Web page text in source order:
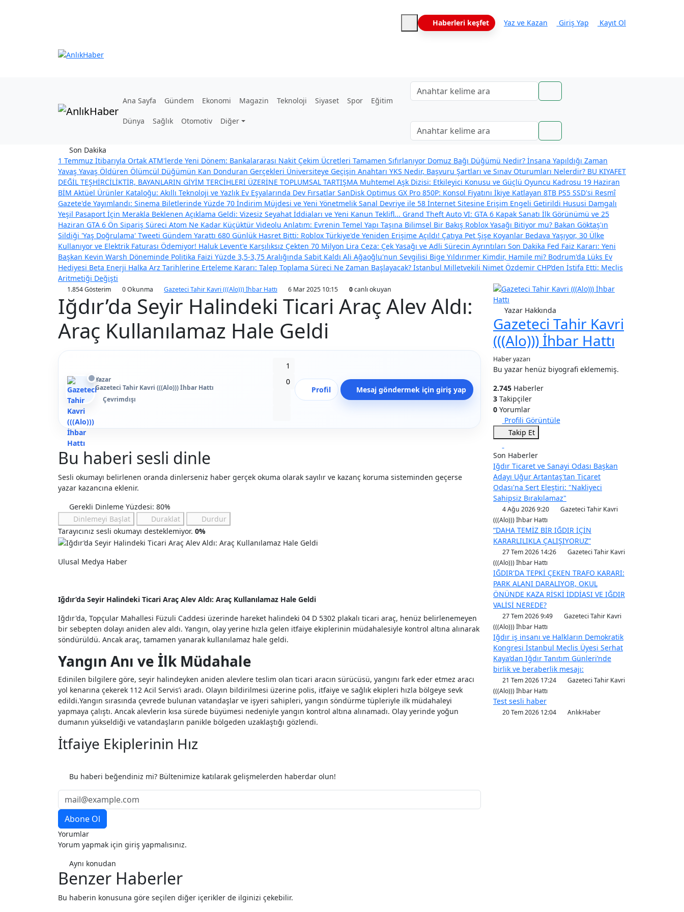
Haberleri keşfet Yaz ve Kazan Giriş Yap Kayıt Ol
Ana Sayfa Gündem Ekonomi Magazin Teknoloji Siyaset Spor Eğitim
Dünya Sağlık Otomotiv Diğer
Son Dakika
1 Temmuz İtibarıyla Ortak ATM'lerde Yeni Dönem: Bankalararası Nakit Çekim Ücretleri Tamamen Sıfırlanıyor Domuz Bağı Düğümü Nedir? İnsana Yapıldığı Zaman
Yavaş Yavaş Öldüren Ölümcül Düğümün Kan Donduran Gerçekleri Üniversiteye Geçişin Anahtarı YKS Nedir, Başvuru Şartları ve Sınav Oturumları Nelerdir? BU KIYAFET
DEĞİL TEŞHİRCİLİKTİR, BAYANLARIN GİYİM TERCİHLERİ ÜZERİNE TOPLUMSAL TARTIŞMA Muhtemel Aşk Dizisi: Etkileyici Konusu ve Güçlü Oyuncu Kadrosu 19 Haziran
BİM Aktüel Ürünler Kataloğu: Akıllı Teknoloji ve Yazlık Ev Eşyalarında Dev Fırsatlar SanDisk Optimus GX Pro 850P: Konsol Fiyatını İkiye Katlayan 8TB PS5 SSD'si Resmî
Gazete'de Yayımlandı: Sinema Biletlerinde Yüzde 70 İndirim Müjdesi ve Yeni Yönetmelik Sanal Devriye ile 58 İnternet Sitesine Erişim Engeli Getirildi Hususi Damgalı
Yeşil Pasaport İçin Merakla Beklenen Açıklama Geldi: Vizesiz Seyahat İddiaları ve Yeni Kanun Teklifl... Grand Theft Auto VI: GTA 6 Kapak Sanatı İlk Görünümü ve 25
Haziran GTA 6 Ön Sipariş Süreci Atom Ne Kadar Küçüktür Videolu Anlatım: Evrenin Temel Yapı Taşına Bilimsel Bir Bakış Roblox Yasağı Bitiyor mu? Bakan Göktaş'ın
Sildiği 'Yaş Doğrulama' Tweeti Gündem Yarattı 680 Günlük Hasret Bitti: Roblox Türkiye'de Yeniden Erişime Açıldı! Çatıya Pet Şişe Koyanlar Bedava Yaşıyor, 30 Ülke
Kullanıyor ve Elektrik Faturası Ödemiyor! Haluk Levent'e Karşılıksız Çekten 70 Milyon Lira Ceza: Çek Yasağı ve Adli Sürecin Ayrıntıları Son Dakika Fed Faiz Kararı: Yeni
Başkan Kevin Warsh Döneminde Politika Faizi Yüzde 3,5-3,75 Aralığında Sabit Kaldı Ali Ağaoğlu'nun Sevgilisi Bige Yıldırımer Kimdir, Hamile mi? Bodrum'da Lüks Ev
Hediyesi Beta Enerji Halka Arz Tarihlerine Erteleme Kararı: Talep Toplama Süreci Ne Zaman Başlayacak? İstanbul Milletvekili Nimet Özdemir CHP’den İstifa Etti: Meclis
Aritmetiği Değişti
1.854 Gösterim 0 Okunma Gazeteci Tahir Kavri (((Alo))) İhbar Hattı 6 Mar 2025 10:15 0canlı okuyan
Iğdır’da Seyir Halindeki Ticari Araç Alev Aldı:
Araç Kullanılamaz Hale Geldi
Yazar
Gazeteci Tahir Kavri (((Alo))) İhbar Hattı
Çevrimdışı
Beğen
1
Beğenmeme
0
Yer İmi
Profil Mesaj göndermek için giriş yap
Bu haberi sesli dinle
Sesli okumayı belirlenen oranda dinlerseniz haber gerçek okuma olarak sayılır ve kazanç koruma sisteminden geçerse
yazar kazancına eklenir.
Gerekli Dinleme Yüzdesi: 80%
Dinlemeyi Başlat
Duraklat
Durdur
Tarayıcınız sesli okumayı desteklemiyor. 0%
Ulusal Medya Haber
Iğdır’da Seyir Halindeki Ticari Araç Alev Aldı: Araç Kullanılamaz Hale Geldi
Iğdır'da, Topçular Mahallesi Füzuli Caddesi üzerinde hareket halindeki 04 D 5302 plakalı ticari araç, henüz belirlenemeyen
bir sebepten dolayı aniden alev aldı. Yangın, olay yerine hızla gelen itfaiye ekiplerinin müdahalesiyle kontrol altına alınarak
söndürüldü. Ancak araç, tamamen yanarak kullanılamaz hale geldi.
Yangın Anı ve İlk Müdahale
Edinilen bilgilere göre, seyir halindeyken aniden alevlere teslim olan ticari aracın sürücüsü, yangını fark eder etmez aracı
yol kenarına çekerek 112 Acil Servis’i aradı. Olayın bildirilmesi üzerine polis, itfaiye ve sağlık ekipleri hızla bölgeye sevk
edildi.Yangın sırasında çevrede bulunan vatandaşlar ve işyeri sahipleri, yangın söndürme tüpleriyle ilk müdahaleyi
yapmaya çalıştı. Ancak alevlerin kısa sürede büyümesi nedeniyle yangın kontrol altına alınamadı. Olay yerinde yoğun
dumanın yükseldiği ve vatandaşların panikle bölgeden uzaklaştığı gözlendi.
İtfaiye Ekiplerinin Hız
Bu haberi beğendiniz mi? Bültenimize katılarak gelişmelerden haberdar olun!
Yorumlar
Yorum yapmak için giriş yapmalısınız.
Aynı konudan
Benzer Haberler
Bu haberin konusuna göre seçilen diğer içerikler de ilginizi çekebilir.
Yazar Hakkında
Gazeteci Tahir Kavri
(((Alo))) İhbar Hattı
Haber yazarı
Bu yazar henüz biyografi eklememiş.
2.745 Haberler
3 Takipçiler
0 Yorumlar
Profili Görüntüle
Takip Et
Son Haberler
Iğdır Ticaret ve Sanayi Odası Başkan
Adayı Uğur Artantaş'tan Ticaret
Odası'na Sert Eleştiri: "Nakliyeci
Sahipsiz Bırakılamaz"
4 Ağu 2026 9:20
Gazeteci Tahir Kavri
(((Alo))) İhbar Hattı
“DAHA TEMİZ BİR IĞDIR İÇİN
KARARLILIKLA ÇALIŞIYORUZ”
27 Tem 2026 14:26
Gazeteci Tahir Kavri
(((Alo))) İhbar Hattı
IĞDIR'DA TEPKİ ÇEKEN TRAFO KARARI:
PARK ALANI DARALIYOR, OKUL
ÖNÜNDE KAZA RİSKİ İDDİASI VE IĞDIR
VALİSİ NEREDE?
27 Tem 2026 9:49
Gazeteci Tahir Kavri
(((Alo))) İhbar Hattı
Iğdır iş insanı ve Halkların Demokratik
Kongresi İstanbul Meclis Üyesi Serhat
Kaya’dan Iğdır Tanıtım Günleri’nde
birlik ve beraberlik mesajı:
21 Tem 2026 17:24
Gazeteci Tahir Kavri
(((Alo))) İhbar Hattı
Test sesli haber
20 Tem 2026 12:04 AnlıkHaber